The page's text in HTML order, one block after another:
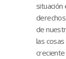
situación
de
las
creciente